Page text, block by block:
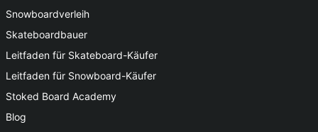
Snowboardverleih
Skateboardbauer
Leitfaden für Skateboard-Käufer
Leitfaden für Snowboard-Käufer
Stoked Board Academy
Blog